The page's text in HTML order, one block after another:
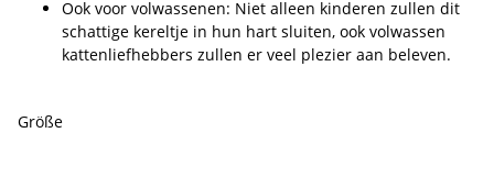
Ook voor volwassenen: Niet alleen kinderen zullen dit
schattige kereltje in hun hart sluiten, ook volwassen
kattenliefhebbers zullen er veel plezier aan beleven.
Größe